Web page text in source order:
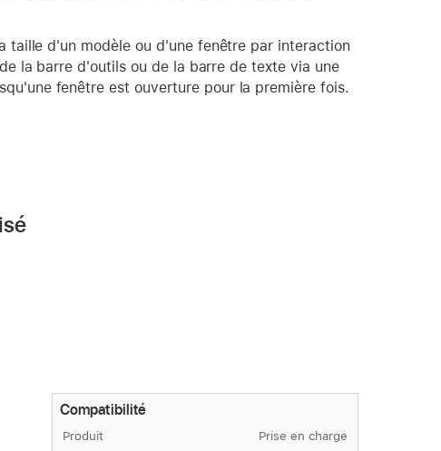
taille d'un modèle ou d'une fenêtre par interaction
la barre d'outils ou de la barre de texte via une
fenêtre est ouverture pour la première fois.
Compatibilité
Produit Prise en charge